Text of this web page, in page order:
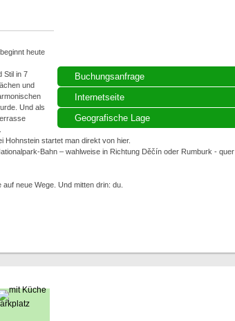
Buchungsanfrage
Internetseite
Geografische Lage
heute
Stil in 7
und
Und als
Hohnstein startet man direkt von hier.
Bahn – wahlweise in Richtung Děčín oder Rumburk - quer
neue Wege. Und mitten drin: du.